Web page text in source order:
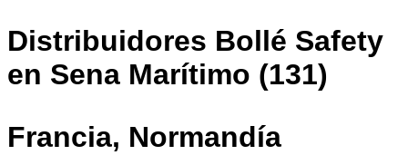
Distribuidores Bollé Safety
en Sena Marítimo (131)
Francia, Normandía